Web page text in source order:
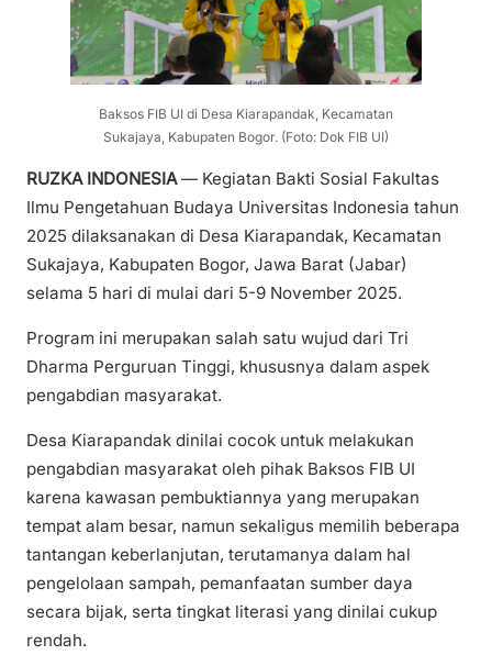
Baksos FIB UI di Desa Kiarapandak, Kecamatan
Sukajaya, Kabupaten Bogor. (Foto: Dok FIB UI)
RUZKA INDONESIA— Kegiatan Bakti Sosial Fakultas
Ilmu Pengetahuan Budaya Universitas Indonesia tahun
2025 dilaksanakan di Desa Kiarapandak, Kecamatan
Sukajaya, Kabupaten Bogor, Jawa Barat (Jabar)
selama 5 hari di mulai dari 5-9 November 2025.
Program ini merupakan salah satu wujud dari Tri
Dharma Perguruan Tinggi, khususnya dalam aspek
pengabdian masyarakat.
Desa Kiarapandak dinilai cocok untuk melakukan
pengabdian masyarakat oleh pihak Baksos FIB UI
karena kawasan pembuktiannya yang merupakan
tempat alam besar, namun sekaligus memilih beberapa
tantangan keberlanjutan, terutamanya dalam hal
pengelolaan sampah, pemanfaatan sumber daya
secara bijak, serta tingkat literasi yang dinilai cukup
rendah.